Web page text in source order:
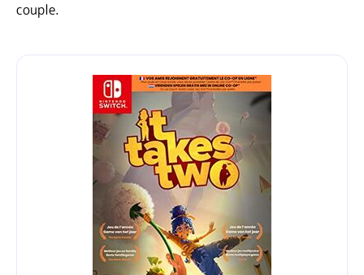
couple.